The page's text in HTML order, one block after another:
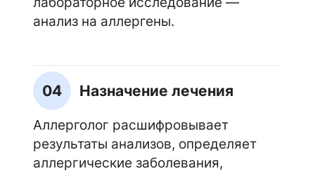
анализ на аллергены.
04 Назначение лечения
Аллерголог расшифровывает
результаты анализов, определяет
аллергические заболевания,